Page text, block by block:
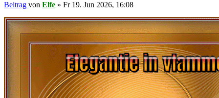
Beitrag von Elfe » Fr 19. Jun 2026, 16:08